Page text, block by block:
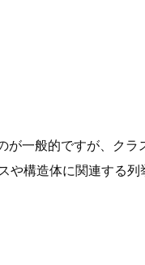
が一般的ですが、クラ
や構造体に関連する